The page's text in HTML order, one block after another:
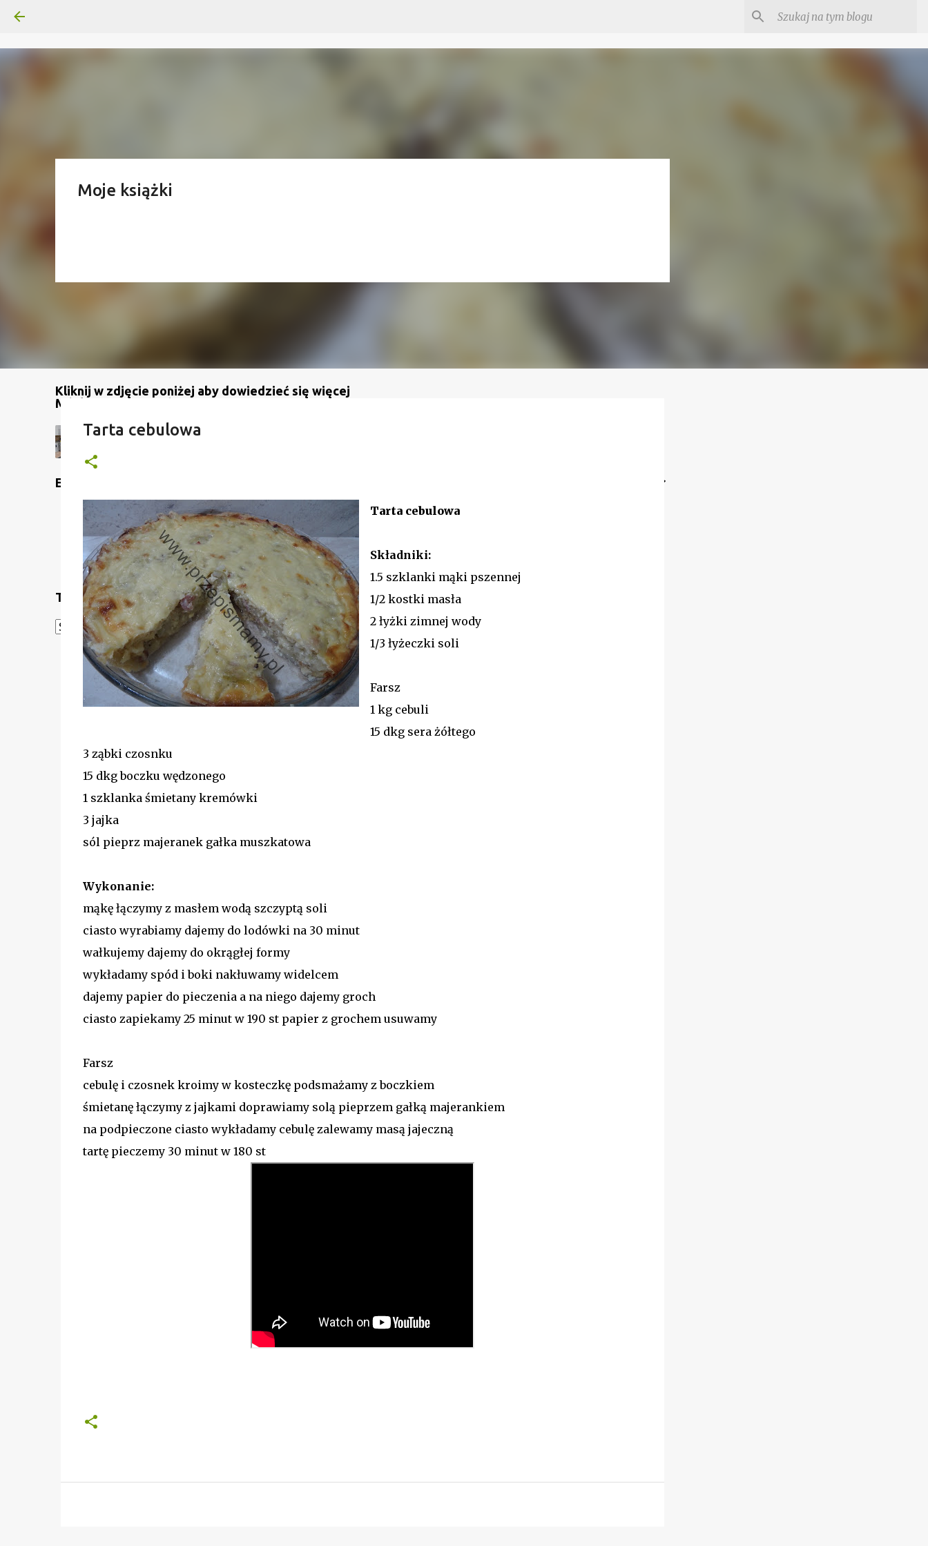
Kliknij w zdjęcie poniżej aby dowiedzieć się więcej
Moje książki
Mój kanał na YouTube
Etykiety
Translate
Powered by Translate
Tarta cebulowa
Tarta cebulowa
Składniki:
1.5 szklanki mąki pszennej
1/2 kostki masła
2 łyżki zimnej wody
1/3 łyżeczki soli
Farsz
1 kg cebuli
15 dkg sera żółtego
3 ząbki czosnku
15 dkg boczku wędzonego
1 szklanka śmietany kremówki
3 jajka
sól pieprz majeranek gałka muszkatowa
Wykonanie:
mąkę łączymy z masłem wodą szczyptą soli
ciasto wyrabiamy dajemy do lodówki na 30 minut
wałkujemy dajemy do okrągłej formy
wykładamy spód i boki nakłuwamy widelcem
dajemy papier do pieczenia a na niego dajemy groch
ciasto zapiekamy 25 minut w 190 st papier z grochem usuwamy
Farsz
cebulę i czosnek kroimy w kosteczkę podsmażamy z boczkiem
śmietanę łączymy z jajkami doprawiamy solą pieprzem gałką majerankiem
na podpieczone ciasto wykładamy cebulę zalewamy masą jajeczną
tartę pieczemy 30 minut w 180 st